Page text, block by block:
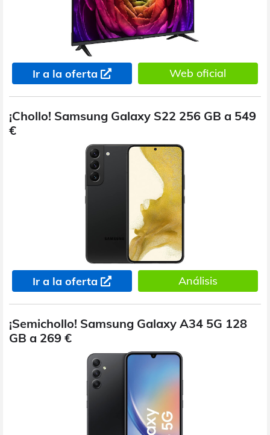
Ir a la oferta Web oficial
¡Chollo! Samsung Galaxy S22 256 GB a 549
€
Ir a la oferta Análisis
¡Semichollo! Samsung Galaxy A34 5G 128
GB a 269 €